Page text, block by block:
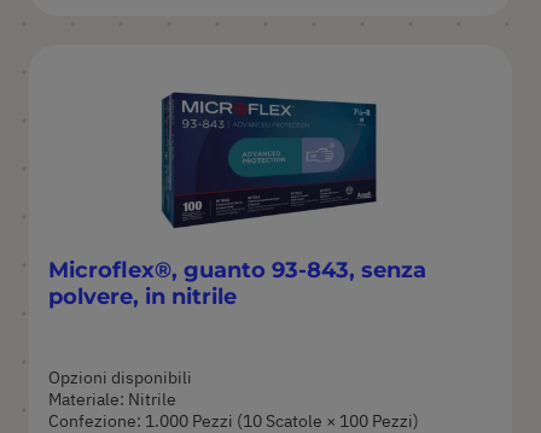
Microflex®, guanto 93-843, senza
polvere, in nitrile
Opzioni disponibili
Materiale: Nitrile
Confezione: 1.000 Pezzi (10 Scatole × 100 Pezzi)